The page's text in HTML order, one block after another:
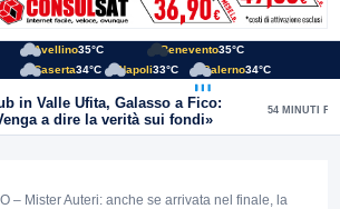
Avellino35°C Benevento35°C
Caserta34°C Napoli33°C Salerno34°C
in Valle Ufita, Galasso a Fico:
a dire la verità sui fondi»
54 MINUTI FA
– Mister Auteri: anche se arrivata nel finale, la